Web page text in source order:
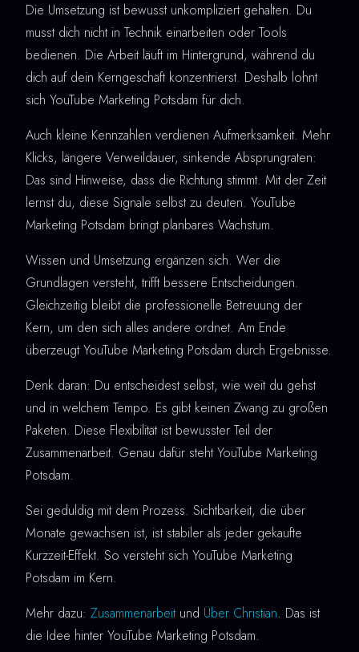
Die Umsetzung ist bewusst unkompliziert gehalten. Du
musst dich nicht in Technik einarbeiten oder Tools
bedienen. Die Arbeit läuft im Hintergrund, während du
dich auf dein Kerngeschäft konzentrierst. Deshalb lohnt
sich YouTube Marketing Potsdam für dich.
Auch kleine Kennzahlen verdienen Aufmerksamkeit. Mehr
Klicks, längere Verweildauer, sinkende Absprungraten:
Das sind Hinweise, dass die Richtung stimmt. Mit der Zeit
lernst du, diese Signale selbst zu deuten. YouTube
Marketing Potsdam bringt planbares Wachstum.
Wissen und Umsetzung ergänzen sich. Wer die
Grundlagen versteht, trifft bessere Entscheidungen.
Gleichzeitig bleibt die professionelle Betreuung der
Kern, um den sich alles andere ordnet. Am Ende
überzeugt YouTube Marketing Potsdam durch Ergebnisse.
Denk daran: Du entscheidest selbst, wie weit du gehst
und in welchem Tempo. Es gibt keinen Zwang zu großen
Paketen. Diese Flexibilität ist bewusster Teil der
Zusammenarbeit. Genau dafür steht YouTube Marketing
Potsdam.
Sei geduldig mit dem Prozess. Sichtbarkeit, die über
Monate gewachsen ist, ist stabiler als jeder gekaufte
Kurzzeit-Effekt. So versteht sich YouTube Marketing
Potsdam im Kern.
Mehr dazu: Zusammenarbeit und Über Christian. Das ist
die Idee hinter YouTube Marketing Potsdam.